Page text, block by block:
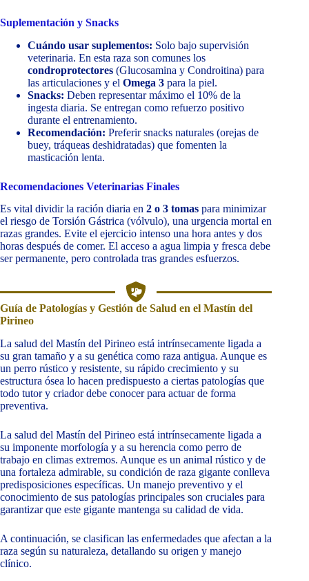
Suplementación y Snacks
Cuándo usar suplementos: Solo bajo supervisión
veterinaria. En esta raza son comunes los
condroprotectores (Glucosamina y Condroitina) para
las articulaciones y el Omega 3 para la piel.
Snacks: Deben representar máximo el 10% de la
ingesta diaria. Se entregan como refuerzo positivo
durante el entrenamiento.
Recomendación: Preferir snacks naturales (orejas de
buey, tráqueas deshidratadas) que fomenten la
masticación lenta.
Recomendaciones Veterinarias Finales
Es vital dividir la ración diaria en 2 o 3 tomas para minimizar
el riesgo de Torsión Gástrica (vólvulo), una urgencia mortal en
razas grandes. Evite el ejercicio intenso una hora antes y dos
horas después de comer. El acceso a agua limpia y fresca debe
ser permanente, pero controlada tras grandes esfuerzos.
Guía de Patologías y Gestión de Salud en el Mastín del
Pirineo
La salud del Mastín del Pirineo está intrínsecamente ligada a
su gran tamaño y a su genética como raza antigua. Aunque es
un perro rústico y resistente, su rápido crecimiento y su
estructura ósea lo hacen predispuesto a ciertas patologías que
todo tutor y criador debe conocer para actuar de forma
preventiva.
La salud del Mastín del Pirineo está intrínsecamente ligada a
su imponente morfología y a su herencia como perro de
trabajo en climas extremos. Aunque es un animal rústico y de
una fortaleza admirable, su condición de raza gigante conlleva
predisposiciones específicas. Un manejo preventivo y el
conocimiento de sus patologías principales son cruciales para
garantizar que este gigante mantenga su calidad de vida.
A continuación, se clasifican las enfermedades que afectan a la
raza según su naturaleza, detallando su origen y manejo
clínico.